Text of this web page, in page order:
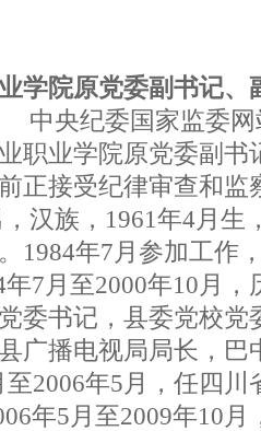
学院原党委副书记
央纪委国家监委网
职业学院原党委副书
前正接受纪律审查
族，1961年4月生
1984年7月参加工作
月至2000年10月，
委书记，县委党校党
广播电视局局长，巴
年5月，任四川
5月至2009年10月